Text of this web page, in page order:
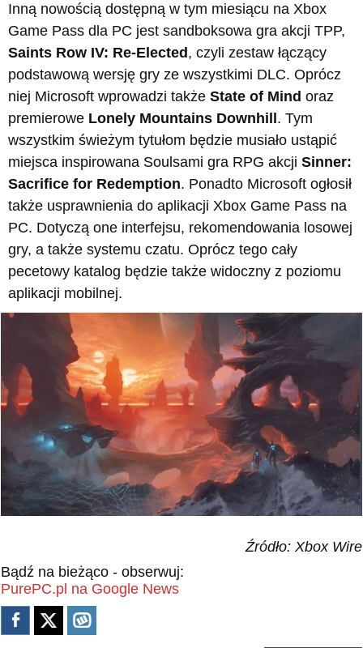
Inną nowością dostępną w tym miesiącu na Xbox
Game Pass dla PC jest sandboksowa gra akcji TPP,
Saints Row IV: Re-Elected , czyli zestaw łączący
podstawową wersję gry ze wszystkimi DLC. Oprócz
niej Microsoft wprowadzi także State of Mind oraz
premierowe Lonely Mountains Downhill . Tym
wszystkim świeżym tytułom będzie musiało ustąpić
miejsca inspirowana Soulsami gra RPG akcji Sinner:
Sacrifice for Redemption. Ponadto Microsoft ogłosił
także usprawnienia do aplikacji Xbox Game Pass na
PC. Dotyczą one interfejsu, rekomendowania losowej
gry, a także systemu czatu. Oprócz tego cały
pecetowy katalog będzie także widoczny z poziomu
aplikacji mobilnej.
Źródło: Xbox Wire
Bądź na bieżąco - obserwuj:
PurePC.pl na Google News